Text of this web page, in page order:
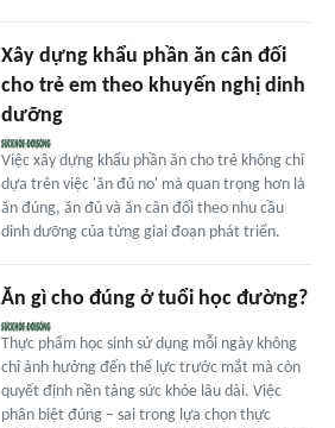
Xây dựng khẩu phần ăn cân đối
cho trẻ em theo khuyến nghị dinh
dưỡng
Việc xây dựng khẩu phần ăn cho trẻ không chỉ
dựa trên việc 'ăn đủ no' mà quan trọng hơn là
ăn đúng, ăn đủ và ăn cân đối theo nhu cầu
dinh dưỡng của từng giai đoạn phát triển.
Ăn gì cho đúng ở tuổi học đường?
Thực phẩm học sinh sử dụng mỗi ngày không
chỉ ảnh hưởng đến thể lực trước mắt mà còn
quyết định nền tảng sức khỏe lâu dài. Việc
phân biệt đúng – sai trong lựa chọn thực